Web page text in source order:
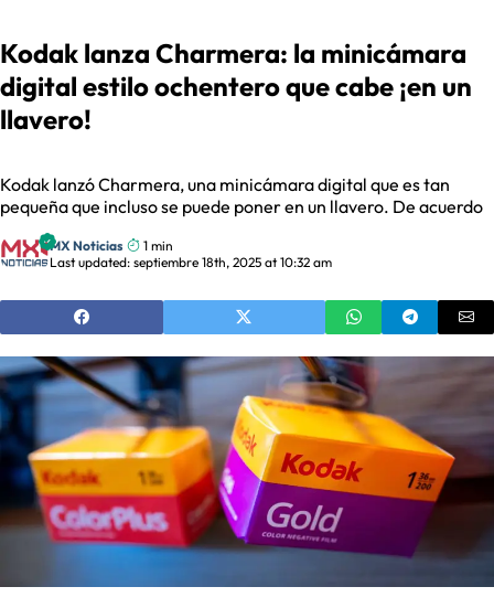
Kodak lanza Charmera: la minicámara
digital estilo ochentero que cabe ¡en un
llavero!
Kodak lanzó Charmera, una minicámara digital que es tan
pequeña que incluso se puede poner en un llavero. De acuerdo
MX Noticias
1 min
Last updated: septiembre 18th, 2025 at 10:32 am